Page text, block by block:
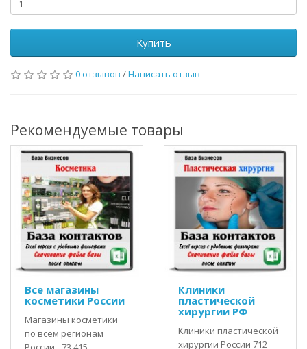
Купить
0 отзывов /Написать отзыв
Рекомендуемые товары
Все магазины
косметики России
Магазины косметики
по всем регионам
Клиники
пластической
хирургии РФ
Клиники пластической
хирургии России 712